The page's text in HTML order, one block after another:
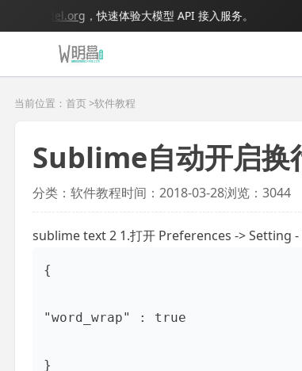
，快速体验大模型 API 接入服务。
当前位置：首页 >软件教程
Sublime自动开启换
分类：软件教程时间：2018-03-28浏览：3044
sublime text 2 1.打开 Preferences -> Setting -
{
"word_wrap" : true
}